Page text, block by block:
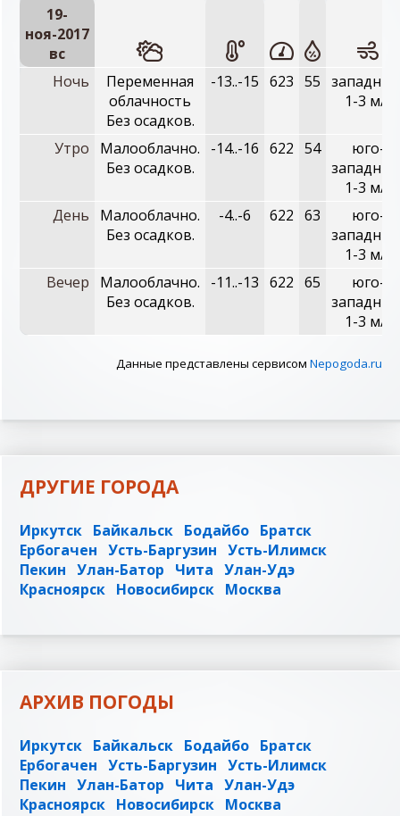
19-
ноя-2017
вc
Ночь
Переменная
облачность
Без осадков.
-13..-15 623 55
1-3 м/с
Утро
Малооблачно.
Без осадков.
-14..-16 622 54
юго-
1-3 м/с
День
Малооблачно.
Без осадков.
-4..-6 622 63
юго-
1-3 м/с
Вечер
Малооблачно.
Без осадков.
-11..-13 622 65
юго-
1-3 м/с
Данные представлены сервисом Nepogoda.ru
ДРУГИЕ ГОРОДА
Иркутск Байкальск Бодайбо Братск
Ербогачен Усть-Баргузин Усть-Илимск
Пекин Улан-Батор Чита Улан-Удэ
Красноярск Новосибирск Москва
АРХИВ ПОГОДЫ
Иркутск Байкальск Бодайбо Братск
Ербогачен Усть-Баргузин Усть-Илимск
Пекин Улан-Батор Чита Улан-Удэ
Красноярск Новосибирск Москва